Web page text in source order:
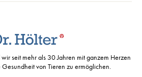
seit mehr als 30 Jahren mit ganzem Herzen
Gesundheit von Tieren zu ermöglichen.